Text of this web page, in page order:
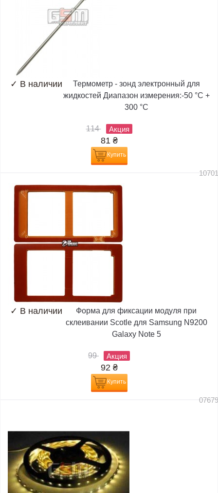
✓ В наличии
Термометр - зонд электронный для
жидкостей Диапазон измерения:-50 °C +
300 °C
114 Акция
81 ₴
Купить
✓ В наличии
Форма для фиксации модуля при
склеивании Scotle для Samsung N9200
Galaxy Note 5
99 Акция
92 ₴
Купить